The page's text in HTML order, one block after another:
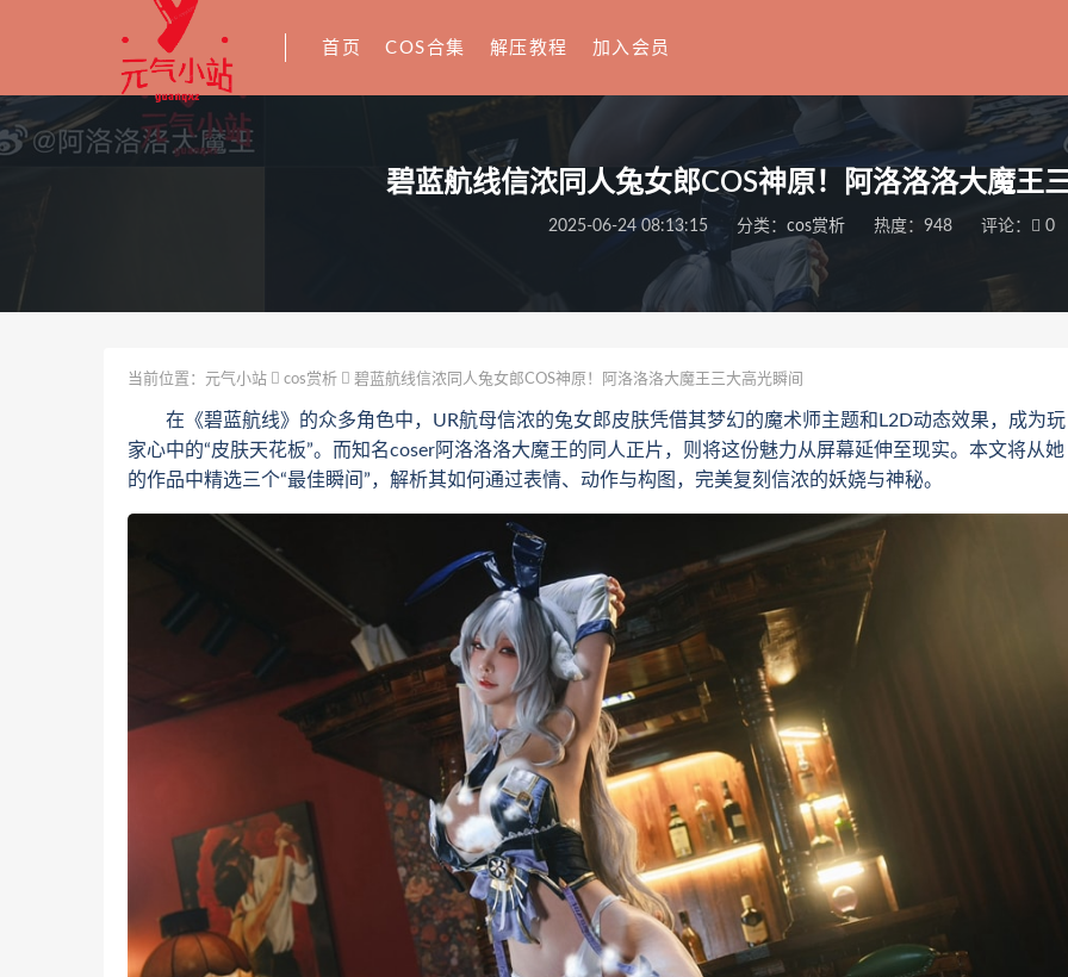
首页 COS合集 解压教程 加入会员
碧蓝航线信浓同人兔女郎COS神原！阿洛洛洛大魔王
2025-06-24 08:13:15 分类： cos赏析 热度：948 评论： 0
当前位置： 元气小站 cos赏析 碧蓝航线信浓同人兔女郎COS神原！阿洛洛洛大魔王三大高光瞬间
在《碧蓝航线》的众多角色中，UR航母信浓的兔女郎皮肤凭借其梦幻的魔术师主题和L2D动态效果，成为玩
家心中的“皮肤天花板”。而知名coser阿洛洛洛大魔王的同人正片，则将这份魅力从屏幕延伸至现实。本文将从她
的作品中精选三个“最佳瞬间”，解析其如何通过表情、动作与构图，完美复刻信浓的妖娆与神秘。